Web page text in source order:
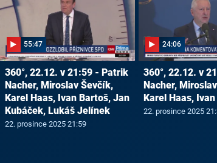
55:47
360°, 22.12. v 21:59 - Patrik
Nacher, Miroslav Ševčík,
Karel Haas, Ivan Bartoš, Jan
Kubáček, Lukáš Jelínek
22. prosince 2025 21:59
24:06
360°, 22.12. v
Nacher,
Karel Haas,
22. prosince 2025